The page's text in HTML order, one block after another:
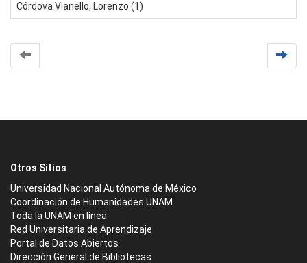
Córdova Vianello, Lorenzo (1)
Otros Sitios
Universidad Nacional Autónoma de México
Coordinación de Humanidades UNAM
Toda la UNAM en línea
Red Universitaria de Aprendizaje
Portal de Datos Abiertos
Dirección General de Bibliotecas